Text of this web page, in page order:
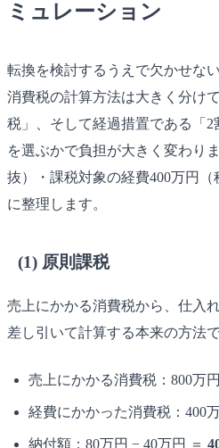
ミュレーション
転換を検討するうえで欠かせな
消費税の計算方法は大きく分け
税」、そして経過措置である「
を選ぶかで負担が大きく変わり
抜）・課税対象の経費400万円
に整理します。
(1) 原則課税
売上にかかる消費税から、仕入
差し引いて計算する本来の方法で
売上にかかる消費税：800万
経費にかかった消費税：400
納付額：80万円 − 40万円 ＝